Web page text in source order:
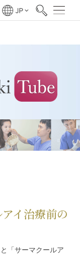
イ治療前の
と「 サーマクールア